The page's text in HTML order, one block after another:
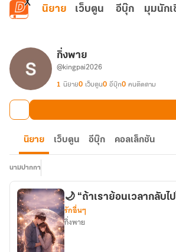
ข้ามไปยังเนื้อหาหลัก
นิยาย เว็บตูน อีบุ๊ก มุมนักเ
กิ่งพาย
@kingpai2026
1 นิยาย0 เว็บตูน0 อีบุ๊ก0 คนติดตาม
นิยาย เว็บตูน อีบุ๊ก คอลเล็กชัน
นามปากกา
🌙 “ถ้าเราย้อนเวลากลับไ
รักอื่นๆ
กิ่งพาย